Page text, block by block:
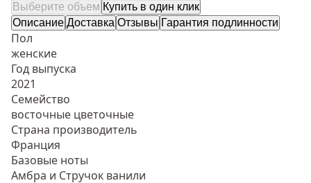
Выберите объем Купить в один клик
Описание Доставка Отзывы Гарантия подлинности
Пол
женские
Год выпуска
2021
Семейство
восточные цветочные
Страна производитель
Франция
Базовые ноты
Амбра и Стручок ванили